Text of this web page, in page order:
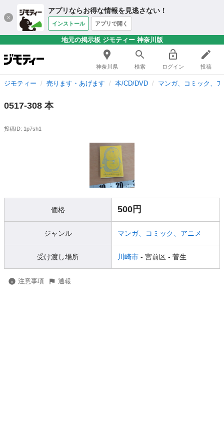
アプリならお得な情報を見逃さない！
インストール アプリで開く
地元の掲示板 ジモティー 神奈川版
神奈川県 検索 ログイン 投稿
ジモティー 売ります・あげます 本/CD/DVD マンガ、コミック、
0517-308 本
投稿ID: 1p7sh1
価格 500円
ジャンル マンガ、コミック、アニメ
受け渡し場所 川崎市 - 宮前区 - 菅生
注意事項 通報